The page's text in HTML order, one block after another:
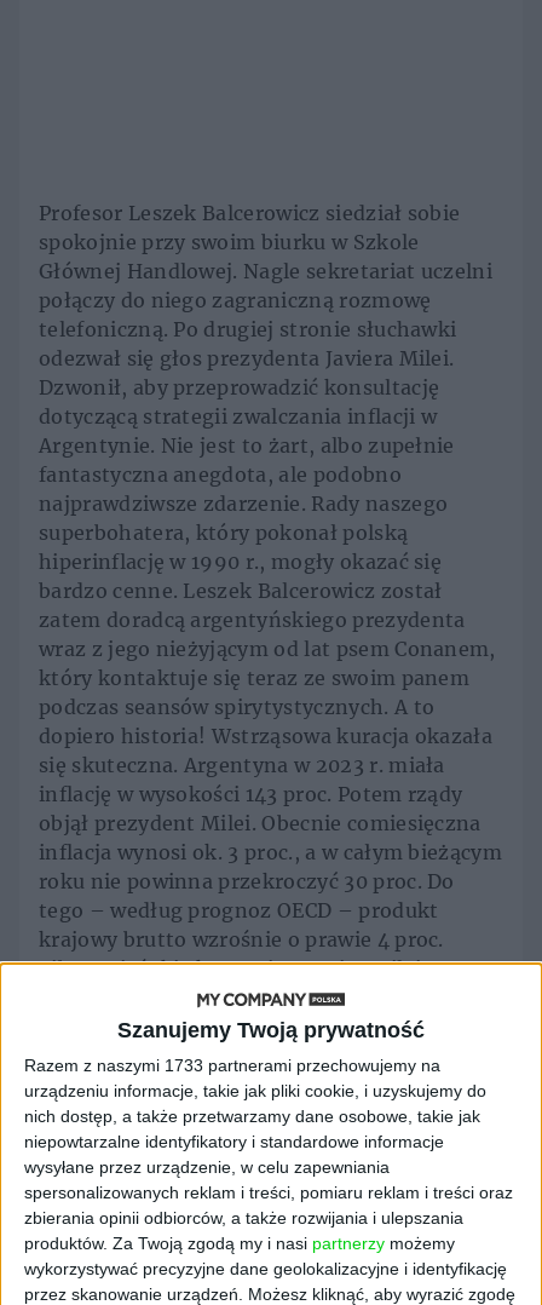
Szanujemy Twoją prywatność
Razem z naszymi 1733 partnerami przechowujemy na
urządzeniu informacje, takie jak pliki cookie, i uzyskujemy do
nich dostęp, a także przetwarzamy dane osobowe, takie jak
niepowtarzalne identyfikatory i standardowe informacje
wysyłane przez urządzenie, w celu zapewniania
spersonalizowanych reklam i treści, pomiaru reklam i treści oraz
zbierania opinii odbiorców, a także rozwijania i ulepszania
produktów. Za Twoją zgodą my i nasi partnerzy możemy
wykorzystywać precyzyjne dane geolokalizacyjne i identyfikację
przez skanowanie urządzeń. Możesz kliknąć, aby wyrazić zgodę
Profesor Leszek Balcerowicz siedział sobie
spokojnie przy swoim biurku w Szkole
Głównej Handlowej. Nagle sekretariat uczelni
połączy do niego zagraniczną rozmowę
telefoniczną. Po drugiej stronie słuchawki
odezwał się głos prezydenta Javiera Milei.
Dzwonił, aby przeprowadzić konsultację
dotyczącą strategii zwalczania inflacji w
Argentynie. Nie jest to żart, albo zupełnie
fantastyczna anegdota, ale podobno
najprawdziwsze zdarzenie. Rady naszego
superbohatera, który pokonał polską
hiperinflację w 1990 r., mogły okazać się
bardzo cenne. Leszek Balcerowicz został
zatem doradcą argentyńskiego prezydenta
wraz z jego nieżyjącym od lat psem Conanem,
który kontaktuje się teraz ze swoim panem
podczas seansów spirytystycznych. A to
dopiero historia! Wstrząsowa kuracja okazała
się skuteczna. Argentyna w 2023 r. miała
inflację w wysokości 143 proc. Potem rządy
objął prezydent Milei. Obecnie comiesięczna
inflacja wynosi ok. 3 proc., a w całym bieżącym
roku nie powinna przekroczyć 30 proc. Do
tego – według prognoz OECD – produkt
krajowy brutto wzrośnie o prawie 4 proc.
Libertariański ekonomista Javier Milei
udowodnił, że jednak nie jest zupełnym
wariatem, a tylko zwariowanym przywódcą
ojczyzny Maradony i Messiego. I jak oni
potrafi strzelać gole. Zresztą już od czasów
studenckich przezywano go El Loco, co
oznacza „wariata”. Sprawdziły się więc słowa
Ewangelii według św. Mateusza. „Poznacie ich
po owocach” (Mt 7, 17-20). Dotyczą one
jednak wyłącznie inflacji oraz gospodarki, ale
robią spore wrażenie na całym świecie. Nawet
Sławomir Mentzen – kandydat Konfederacji